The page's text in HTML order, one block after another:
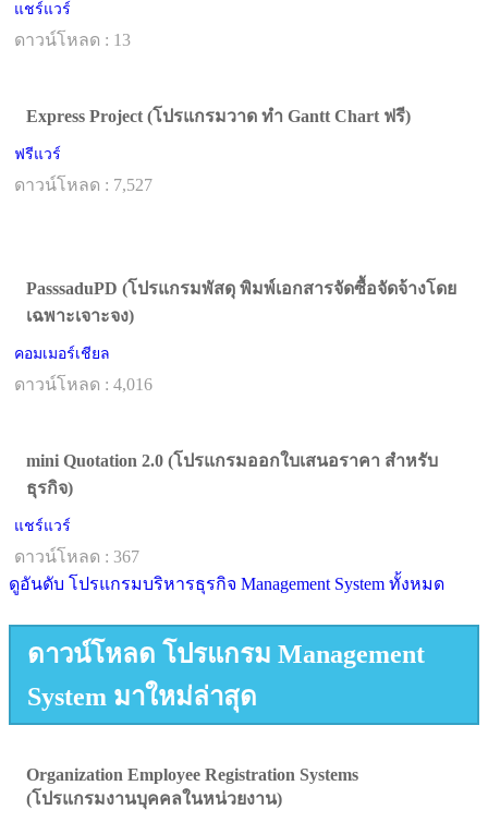
แชร์แวร์
ดาวน์โหลด : 13
Express Project (โปรแกรมวาด ทํา Gantt Chart ฟรี)
ฟรีแวร์
ดาวน์โหลด : 7,527
PasssaduPD (โปรแกรมพัสดุ พิมพ์เอกสารจัดซื้อจัดจ้างโดย
เฉพาะเจาะจง)
คอมเมอร์เชียล
ดาวน์โหลด : 4,016
mini Quotation 2.0 (โปรแกรมออกใบเสนอราคา สำหรับ
ธุรกิจ)
แชร์แวร์
ดาวน์โหลด : 367
ดูอันดับ โปรแกรมบริหารธุรกิจ Management System ทั้งหมด
ดาวน์โหลด โปรแกรม Management
System มาใหม่ล่าสุด
Organization Employee Registration Systems
(โปรแกรมงานบุคคลในหน่วยงาน)